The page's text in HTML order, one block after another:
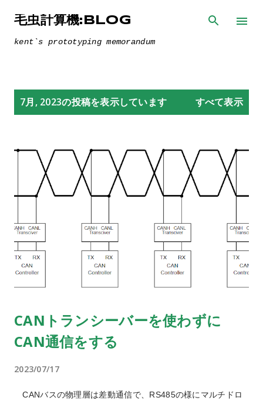
スキップしてメイン コンテンツに移動
毛虫計算機:BLOG
kent`s prototyping memorandum
7月, 2023の投稿を表示しています すべて表示
CANトランシーバーを使わずに
CAN通信をする
2023/07/17
CANバスの物理層は差動通信で、RS485の様にマルチドロ